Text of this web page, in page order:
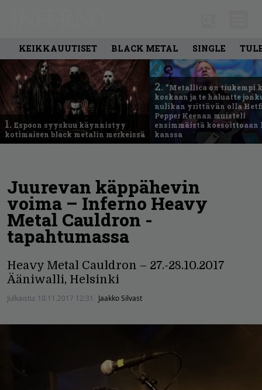
KEIKKAUUTISET BLACK METAL SINGLE
1. Espoon syyskuu käynnistyy
kotimaisen black metalin merkeissä
2. ”Metallica on tiukempi
koskaan ja te haluatte
nulikan yrittävän olla
Pepper Keenan muisteli
ensimmäistä
kanssa
Juurevan käppähevin
voima – Inferno Heavy
Metal Cauldron -
tapahtumassa
Heavy Metal Cauldron – 27.-28.10.2017
Ääniwalli, Helsinki
Julkaistu: 10.11.2017 12:31 Jaakko Silvast